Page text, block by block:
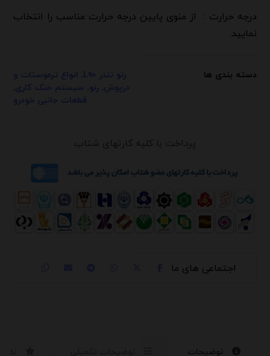
درجه حرارت : از منوی پایین درجه حرارت مناسب را انتخاب
نمایید.
دسته بندی ها